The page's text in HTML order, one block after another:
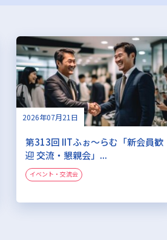
2026年07月21日
第313回 IITふぉ～らむ「新会員歓
迎 交流・懇親会」...
イベント・交流会